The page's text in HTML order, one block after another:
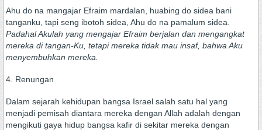
Ahu do na mangajar Efraim mardalan, huabing do sidea bani
tanganku, tapi seng ibotoh sidea, Ahu do na pamalum sidea.
Padahal Akulah yang mengajar Efraim berjalan dan mengangkat
mereka di tangan-Ku, tetapi mereka tidak mau insaf, bahwa Aku
menyembuhkan mereka.
4. Renungan
Dalam sejarah kehidupan bangsa Israel salah satu hal yang
menjadi pemisah diantara mereka dengan Allah adalah dengan
mengikuti gaya hidup bangsa kafir di sekitar mereka dengan